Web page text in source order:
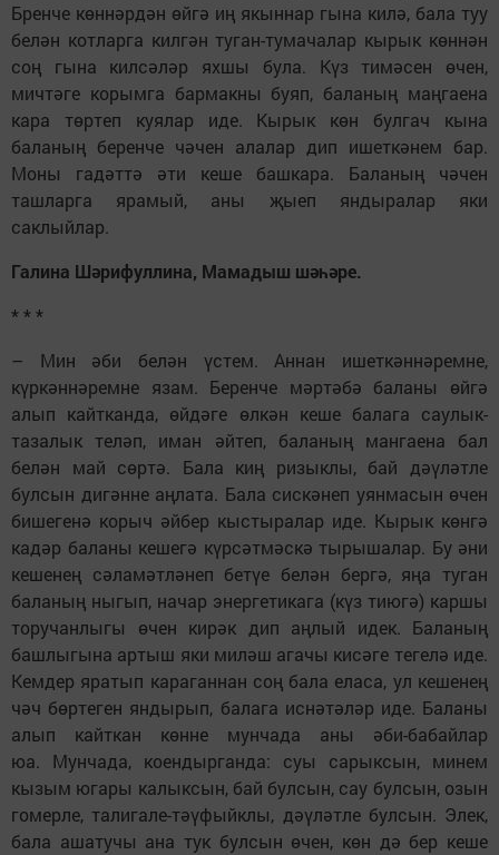
Бренче көннәрдән өйгә иң якыннар гына килә, бала туу
белән котларга килгән туган-тумачалар кырык көннән
соң гына килсәләр яхшы була. Күз тимәсен өчен,
мичтәге корымга бармакны буяп, баланың маңгаена
кара төртеп куялар иде. Кырык көн булгач кына
баланың беренче чәчен алалар дип ишеткәнем бар.
Моны гадәттә әти кеше башкара. Баланың чәчен
ташларга ярамый, аны җыеп яндыралар яки
саклыйлар.
Галина Шәрифуллина, Мамадыш шәһәре.
* * *
– Мин әби белән үстем. Аннан ишеткәннәремне,
күркәннәремне язам. Беренче мәртәбә баланы өйгә
алып кайтканда, өйдәге өлкән кеше балага саулык-
тазалык теләп, иман әйтеп, баланың мангаена бал
белән май сөртә. Бала киң ризыклы, бай дәүләтле
булсын дигәнне аңлата. Бала сискәнеп уянмасын өчен
бишегенә корыч әйбер кыстыралар иде. Кырык көнгә
кадәр баланы кешегә күрсәтмәскә тырышалар. Бу әни
кешенең сәламәтләнеп бетүе белән бергә, яңа туган
баланың ныгып, начар энергетикага (күз тиюгә) каршы
торучанлыгы өчен кирәк дип аңлый идек. Баланың
башлыгына артыш яки миләш агачы кисәге тегелә иде.
Кемдер яратып караганнан соң бала еласа, ул кешенең
чәч бөртеген яндырып, балага иснәтәләр иде. Баланы
алып кайткан көнне мунчада аны әби-бабайлар
юа. Мунчада, коендырганда: суы сарыксын, минем
кызым югары калыксын, бай булсын, сау булсын, озын
гомерле, талигале-тәүфыйклы, дәүләтле булсын. Элек,
бала ашатучы ана тук булсын өчен, көн дә бер кеше